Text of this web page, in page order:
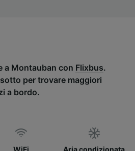
a Montauban con Flixbus.
per trovare maggiori
a bordo.
WiFi Aria condizionata